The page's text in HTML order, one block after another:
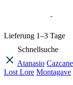
Lieferung 1–3 Tage
Schnellsuche
Atanasio
Lost Lore Montagave